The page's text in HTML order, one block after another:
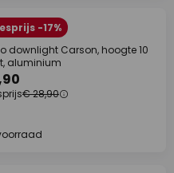
-17%
downlight Carson, hoogte 10
aluminium
€ 28,90